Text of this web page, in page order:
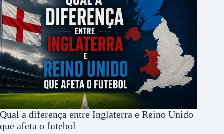
Qual a diferença entre Inglaterra e Reino Unido
que afeta o futebol